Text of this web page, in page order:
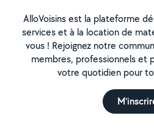
AlloVoisins est la plateforme
services et à la location de
vous ! Rejoignez notre
membres, professionnels et
votre quotidien pour